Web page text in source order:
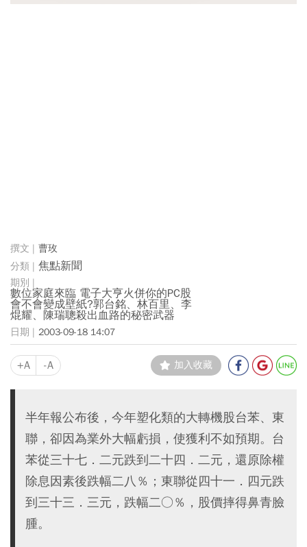
曹玫
焦點新聞
數位家庭來臨 電子大亨火併你的PC股
會不會變成壁紙?郭台銘、林百里、李
焜耀、陳瑞聰殺出血路的秘密武器
2003-09-18 14:07
+A -A 加入收藏
半年報公布後，今年塑化類的大轉機股台苯、東
聯，卻因為業外大幅虧損，使獲利不如預期。台
苯從三十七．二元跌到二十四．二元，還原除權
除息因素後跌幅二八％；東聯從四十一．四元跌
到三十三．三元，跌幅二○％，股價摔得鼻青臉
腫。